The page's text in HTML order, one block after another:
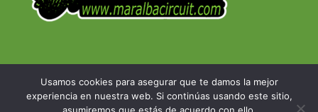
© Copyright 2023 - Maralba Circuit Experience - Desarrollo web DIASERTE
Usamos cookies para asegurar que te damos la mejor
experiencia en nuestra web. Si continúas usando este sitio,